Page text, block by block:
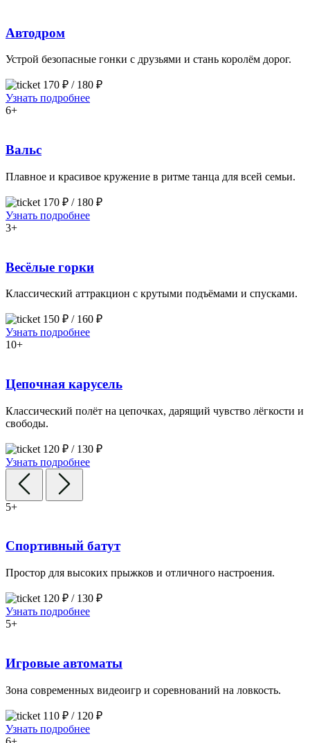
Автодром
Устрой безопасные гонки с друзьями и стань королём дорог.
170 ₽ / 180 ₽
Узнать подробнее
6+
Вальс
Плавное и красивое кружение в ритме танца для всей семьи.
170 ₽ / 180 ₽
Узнать подробнее
3+
Весёлые горки
Классический аттракцион с крутыми подъёмами и спусками.
150 ₽ / 160 ₽
Узнать подробнее
10+
Цепочная карусель
Классический полёт на цепочках, дарящий чувство лёгкости и
свободы.
120 ₽ / 130 ₽
Узнать подробнее
5+
Спортивный батут
Простор для высоких прыжков и отличного настроения.
120 ₽ / 130 ₽
Узнать подробнее
5+
Игровые автоматы
Зона современных видеоигр и соревнований на ловкость.
110 ₽ / 120 ₽
Узнать подробнее